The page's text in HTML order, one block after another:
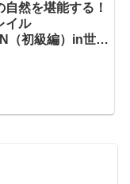
自然を堪能する！
イル
（初級編）in世田